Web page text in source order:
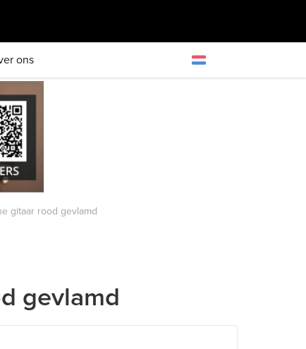
ons
gitaar rood gevlamd
gevlamd